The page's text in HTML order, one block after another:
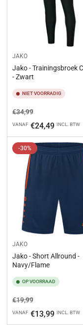
JAKO
Jako - Trainingsbroek
- Zwart
NIET VOORRADIG
Normale
prijs
€34,99Aanbiedingsprijs
VANAF €24,49 INCL. BTW
-30%
JAKO
Jako - Short Allround -
Navy/Flame
OP VOORRAAD
Normale
prijs
€19,99Aanbiedingsprijs
VANAF €13,99 INCL. BTW